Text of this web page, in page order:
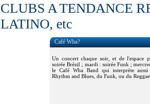
CLUBS A TENDANCE
LATINO, etc
Café Wha?
Un concert chaque soir, et de l'espace
soirée Brézil ; mardi : soirée Funk ;
le Café Wha Band qui interprète
Rhythm and Blues, du Funk, ou du